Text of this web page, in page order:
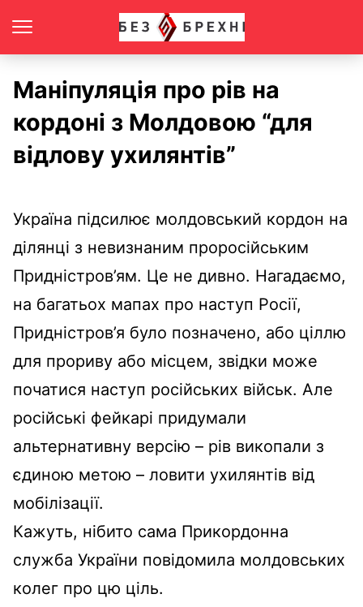
Маніпуляція про рів на
кордоні з Молдовою “для
відлову ухилянтів”
Україна підсилює молдовський кордон на
ділянці з невизнаним проросійським
Придністров’ям. Це не дивно. Нагадаємо,
на багатьох мапах про наступ Росії,
Придністров’я було позначено, або ціллю
для прориву або місцем, звідки може
початися наступ російських військ. Але
російські фейкарі придумали
альтернативну версію – рів викопали з
єдиною метою – ловити ухилянтів від
мобілізації.
Кажуть, нібито сама Прикордонна
служба України повідомила молдовських
колег про цю ціль.